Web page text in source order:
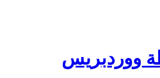
ووردبريس